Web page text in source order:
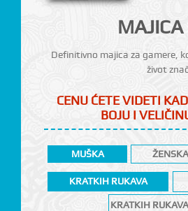
MAJICA
Definitivno majica za gamere,
život
CENU ĆETE VIDETI
BOJU I
MUŠKA ŽENSKA
KRATKIH RUKAVA
KRATKIH